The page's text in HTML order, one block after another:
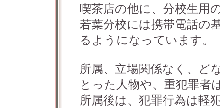
喫茶店の他に、分校生用
若葉分校には携帯電話の
るようになっています。
所属、立場関係なく、ど
とった人物や、重犯罪者
所属後は、犯罪行為は軽